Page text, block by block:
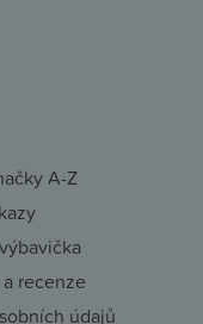
A-Z
recenze
údajů